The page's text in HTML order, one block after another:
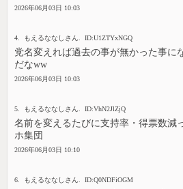
2026年06月03日 10:03
4. もえるななしさん. ID:U1ZTYxNGQ
党名変えれば過去の事が無かった事に
だなww
2026年06月03日 10:03
5. もえるななしさん. ID:VhN2JlZjQ
名前を変えるたびに支持率・得票数減
ホ集団
2026年06月03日 10:10
6. もえるななしさん. ID:Q0NDFiOGM